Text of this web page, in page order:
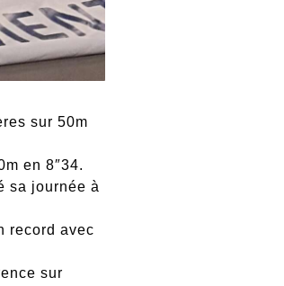
sur 50m
en 8″34.
sa journée à
record avec
sur